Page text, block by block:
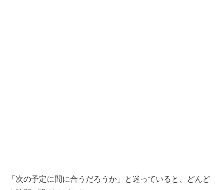
「次の予定に間に合うだろうか」と迷っていると、どんど